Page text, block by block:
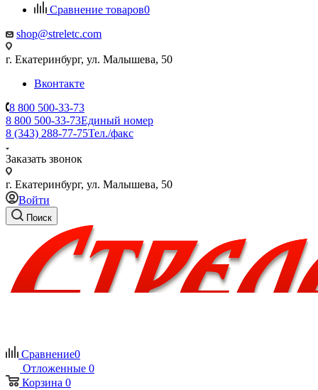
Сравнение товаров0
shop@streletc.com
г. Екатеринбург, ул. Малышева, 50
Вконтакте
8 800 500-33-73
8 800 500-33-73Единый номер
8 (343) 288-77-75Тел./факс
Заказать звонок
г. Екатеринбург, ул. Малышева, 50
Войти
Поиск
Сравнение0
Отложенные 0
Корзина 0